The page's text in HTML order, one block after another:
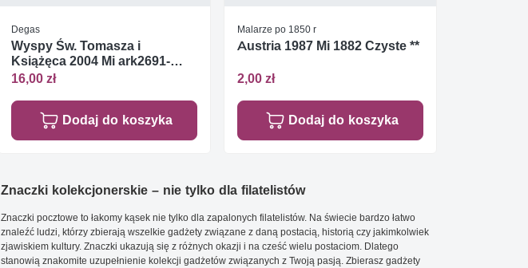
Degas
Wyspy Św. Tomasza i
Książęca 2004 Mi ark2691-
2694 Czyste **
16,00 zł
Dodaj do koszyka
Malarze po 1850 r
Austria 1987 Mi 1882 Czyste **
2,00 zł
Dodaj do koszyka
Znaczki kolekcjonerskie – nie tylko dla filatelistów
Znaczki pocztowe to łakomy kąsek nie tylko dla zapalonych filatelistów. Na świecie bardzo łatwo
znaleźć ludzi, którzy zbierają wszelkie gadżety związane z daną postacią, historią czy jakimkolwiek
zjawiskiem kultury. Znaczki ukazują się z różnych okazji i na cześć wielu postaciom. Dlatego
stanowią znakomite uzupełnienie kolekcji gadżetów związanych z Twoją pasją. Zbierasz gadżety